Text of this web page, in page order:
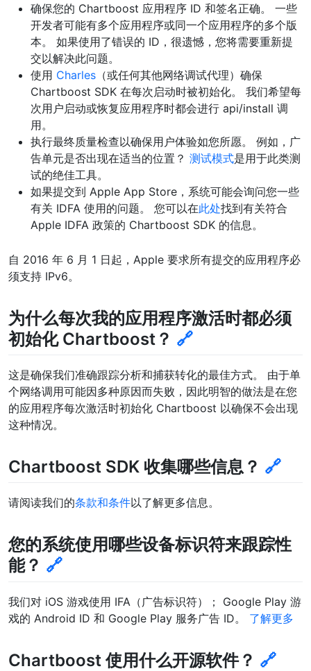
确保您的 Chartboost 应用程序 ID 和签名正确。 一些
开发者可能有多个应用程序或同一个应用程序的多个版
本。 如果使用了错误的 ID，很遗憾，您将需要重新提
交以解决此问题。
使用 Charles （或任何其他网络调试代理）确保
Chartboost SDK 在每次启动时被初始化。 我们希望每
次用户启动或恢复应用程序时都会进行 api/install 调
用。
执行最终质量检查以确保用户体验如您所愿。 例如，广
告单元是否出现在适当的位置？ 测试模式是用于此类测
试的绝佳工具。
如果提交到 Apple App Store，系统可能会询问您一些
有关 IDFA 使用的问题。 您可以在此处找到有关符合
Apple IDFA 政策的 Chartboost SDK 的信息。
自 2016 年 6 月 1 日起，Apple 要求所有提交的应用程序必
须支持 IPv6。
为什么每次我的应用程序激活时都必须
初始化 Chartboost？ 🔗
这是确保我们准确跟踪分析和捕获转化的最佳方式。 由于单
个网络调用可能因多种原因而失败，因此明智的做法是在您
的应用程序每次激活时初始化 Chartboost 以确保不会出现
这种情况。
Chartboost SDK 收集哪些信息？ 🔗
请阅读我们的条款和条件以了解更多信息。
您的系统使用哪些设备标识符来跟踪性
能？ 🔗
我们对 iOS 游戏使用 IFA（广告标识符）； Google Play 游
戏的 Android ID 和 Google Play 服务广告 ID。 了解更多
Chartboost 使用什么开源软件？ 🔗